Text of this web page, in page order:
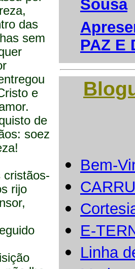
das
sem
e
de
soez
cristãos-
rijo
Sousa
PAZ E
Bem-
E-
Linha